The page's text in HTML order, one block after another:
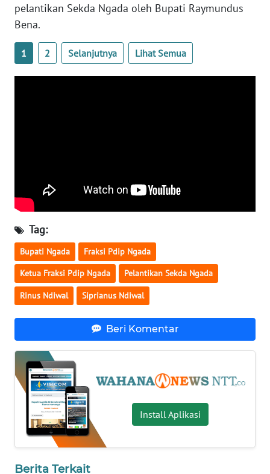
pelantikan Sekda Ngada oleh Bupati Raymundus
Bena.
1 2 Selanjutnya Lihat Semua
Tag:
Bupati Ngada Fraksi Pdip Ngada
Ketua Fraksi Pdip Ngada Pelantikan Sekda Ngada
Rinus Ndiwal Siprianus Ndiwal
Beri Komentar
Install Aplikasi
Berita Terkait
WN
BABEL
WN
WN
LAMPUNG
WN
JATENG
WN
NUSANTARA
JOGJA
WN
JATIM
WN
BALI